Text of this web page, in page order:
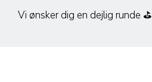
Vi ønsker dig en dejlig runde ⛳